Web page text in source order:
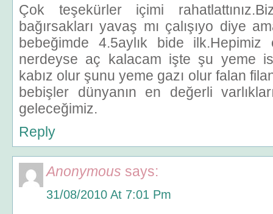
Çok teşekürler içimi
bağırsakları yavaş mı çalışıyo diye
bebeğimde 4.5aylık bide ilk.Hepimiz
nerdeyse aç kalacam işte şu yeme
kabız olur şunu yeme gazı olur falan
bebişler dünyanın en değerli
geleceğimiz.
Reply
Anonymous says:
31/08/2010 At 7:01 Pm